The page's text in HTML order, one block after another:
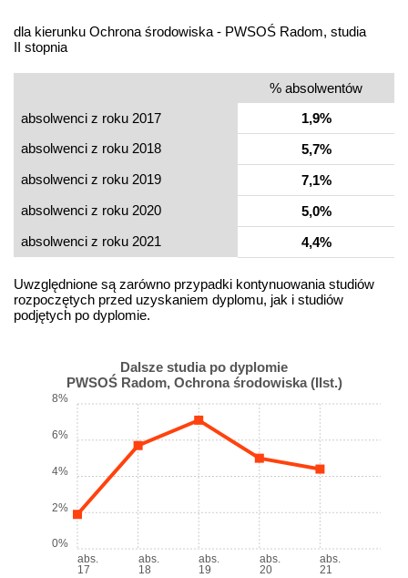
dla kierunku Ochrona środowiska - PWSOŚ Radom, studia
II stopnia
% absolwentów
absolwenci z roku 2017
1,9%
absolwenci z roku 2018
5,7%
absolwenci z roku 2019
7,1%
absolwenci z roku 2020
5,0%
absolwenci z roku 2021
4,4%
Uwzględnione są zarówno przypadki kontynuowania studiów
rozpoczętych przed uzyskaniem dyplomu, jak i studiów
podjętych po dyplomie.
Dalsze studia po dyplomie
PWSOŚ Radom, Ochrona środowiska (IIst.)
abs.
17
abs.
18
abs.
19
abs.
20
abs.
21
0%
2%
4%
6%
8%